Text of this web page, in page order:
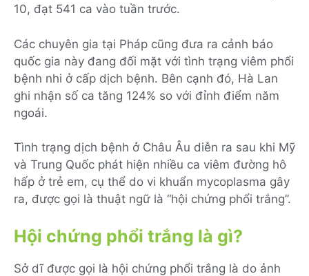
10, đạt 541 ca vào tuần trước.
Các chuyên gia tại Pháp cũng đưa ra cảnh báo
quốc gia này đang đối mặt với tình trạng viêm phổi
bệnh nhi ở cấp dịch bệnh. Bên cạnh đó, Hà Lan
ghi nhận số ca tăng 124% so với đỉnh điểm năm
ngoái.
Tình trạng dịch bệnh ở Châu Âu diễn ra sau khi Mỹ
và Trung Quốc phát hiện nhiều ca viêm đường hô
hấp ở trẻ em, cụ thể do vi khuẩn mycoplasma gây
ra, được gọi là thuật ngữ là “hội chứng phổi trắng”.
Hội chứng phổi trắng là gì?
Sở dĩ được gọi là hội chứng phổi trắng là do ảnh